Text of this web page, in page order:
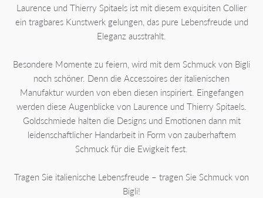
Laurence und Thierry Spitaels ist mit diesem exquisiten Collier
ein tragbares Kunstwerk gelungen, das pure Lebensfreude und
Eleganz ausstrahlt.
Besondere Momente zu feiern, wird mit dem Schmuck von Bigli
noch schöner. Denn die Accessoires der italienischen
Manufaktur wurden von eben diesen inspiriert. Eingefangen
werden diese Augenblicke von Laurence und Thierry Spitaels.
Goldschmiede halten die Designs und Emotionen dann mit
leidenschaftlicher Handarbeit in Form von zauberhaftem
Schmuck für die Ewigkeit fest.
Tragen Sie italienische Lebensfreude – tragen Sie Schmuck von
Bigli!